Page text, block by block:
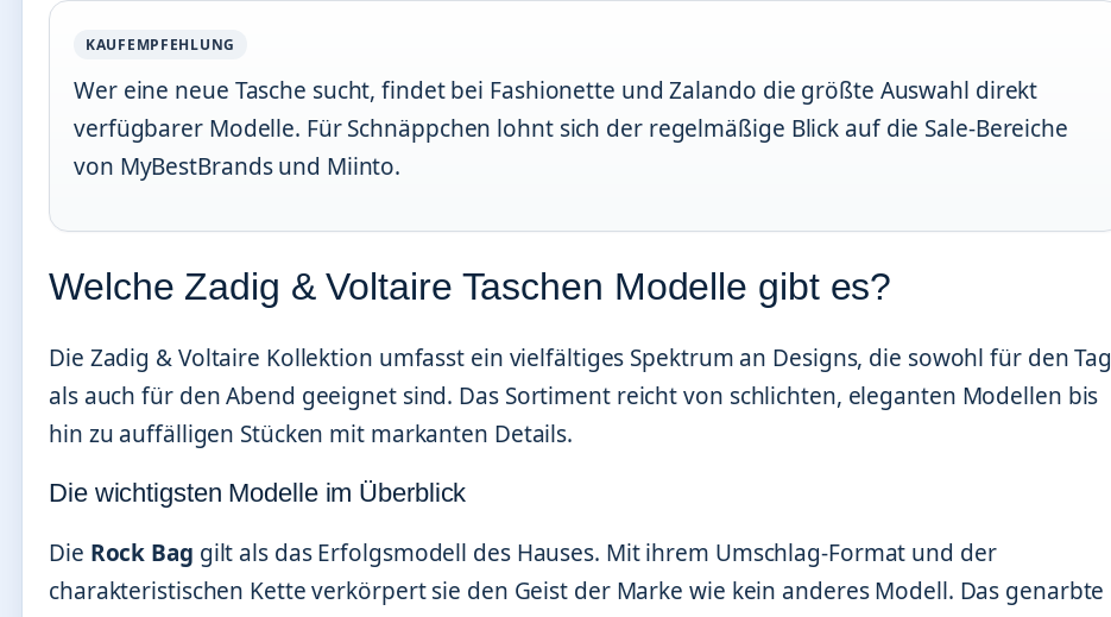
KAUFEMPFEHLUNG
Wer eine neue Tasche sucht, findet bei Fashionette und Zalando die größte Auswahl direkt
verfügbarer Modelle. Für Schnäppchen lohnt sich der regelmäßige Blick auf die Sale-Bereiche
von MyBestBrands und Miinto.
Welche Zadig & Voltaire Taschen Modelle gibt es?
Die Zadig & Voltaire Kollektion umfasst ein vielfältiges Spektrum an Designs, die sowohl für den Tag
als auch für den Abend geeignet sind. Das Sortiment reicht von schlichten, eleganten Modellen bis
hin zu auffälligen Stücken mit markanten Details.
Die wichtigsten Modelle im Überblick
Die Rock Bag gilt als das Erfolgsmodell des Hauses. Mit ihrem Umschlag-Format und der
charakteristischen Kette verkörpert sie den Geist der Marke wie kein anderes Modell. Das genarbte